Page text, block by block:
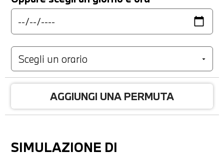
AGGIUNGI UNA PERMUTA
SIMULAZIONE DI